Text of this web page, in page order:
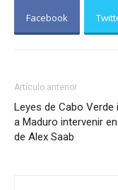
Facebook
Artículo anterior
Leyes de Cabo Verde
a Maduro intervenir
de Alex Saab